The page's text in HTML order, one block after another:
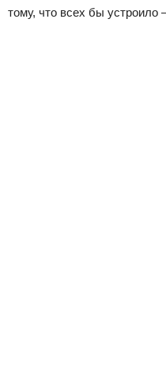
тому, что всех бы устроило